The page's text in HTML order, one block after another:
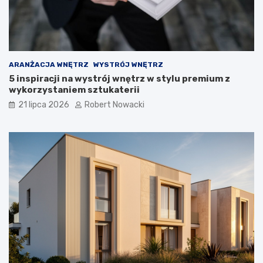
z
w
i
z
a
n
i
ARANŻACJA WNĘTRZ WYSTRÓJ WNĘTRZ
5 inspiracji na wystrój wnętrz w stylu premium z
wykorzystaniem sztukaterii
21 lipca 2026 Robert Nowacki